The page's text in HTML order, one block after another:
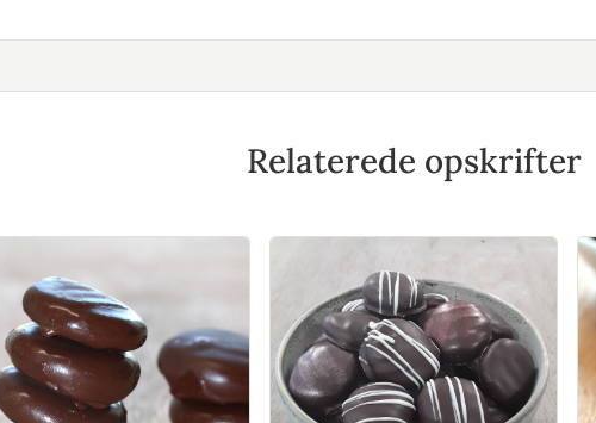
Relaterede opskrifter